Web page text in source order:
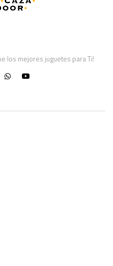
los mejores juguetes para Ti!